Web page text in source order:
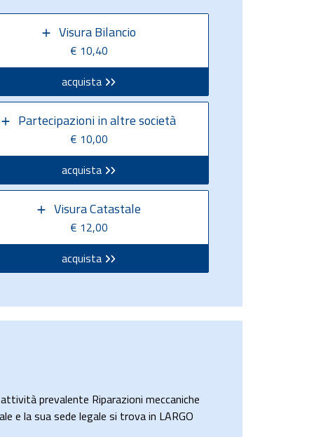
Visura Bilancio
€ 10,40
acquista
Partecipazioni in altre società
€ 10,00
acquista
Visura Catastale
€ 12,00
acquista
prevalente Riparazioni meccaniche
e la sua sede legale si trova in LARGO